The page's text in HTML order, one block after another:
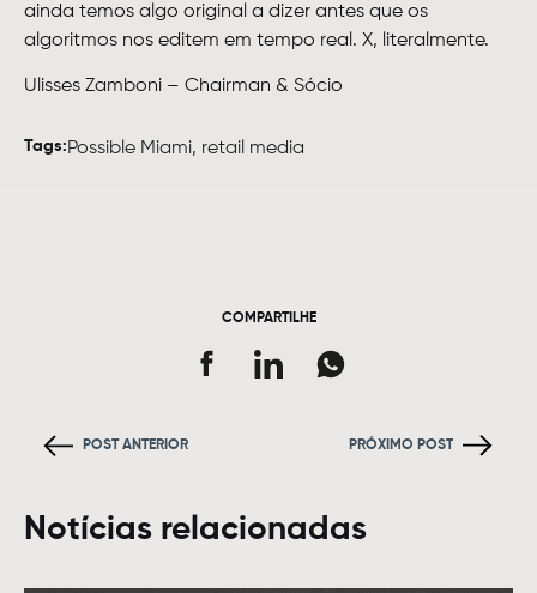
ainda temos algo original a dizer antes que os
algoritmos nos editem em tempo real. X, literalmente.
Ulisses Zamboni – Chairman & Sócio
Tags: Possible Miami, retail media
COMPARTILHE
POST ANTERIOR PRÓXIMO POST
Notícias relacionadas